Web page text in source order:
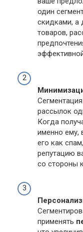
один
скидками, а
товаров,
рассылок
Когда
именно ему,
его как
репутацию
со стороны
применять